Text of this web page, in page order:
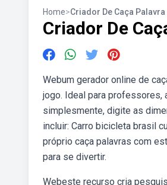
Home>Criador De Caça Palavra
Criador De
Webum gerador online de
jogo. Ideal para professores,
simplesmente, digite as
incluir: Carro bicicleta brasil
próprio caça palavras com
para se divertir.
Webeste recurso cria